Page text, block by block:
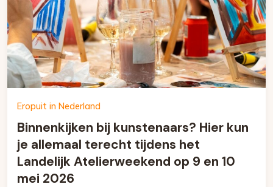
Eropuit in Nederland
Binnenkijken bij kunstenaars? Hier kun
je allemaal terecht tijdens het
Landelijk Atelierweekend op 9 en 10
mei 2026